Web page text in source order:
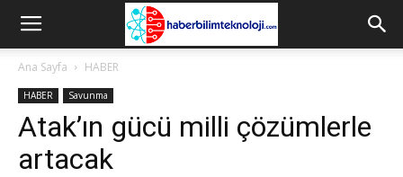
Ana Sayfa HABER
HABER Savunma
Atak’ın gücü milli çözümlerle
artacak